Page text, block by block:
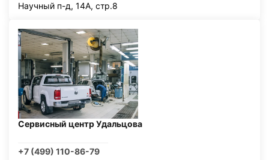
Научный п-д, 14А, стр.8
Сервисный центр Удальцова
+7 (499) 110-86-79